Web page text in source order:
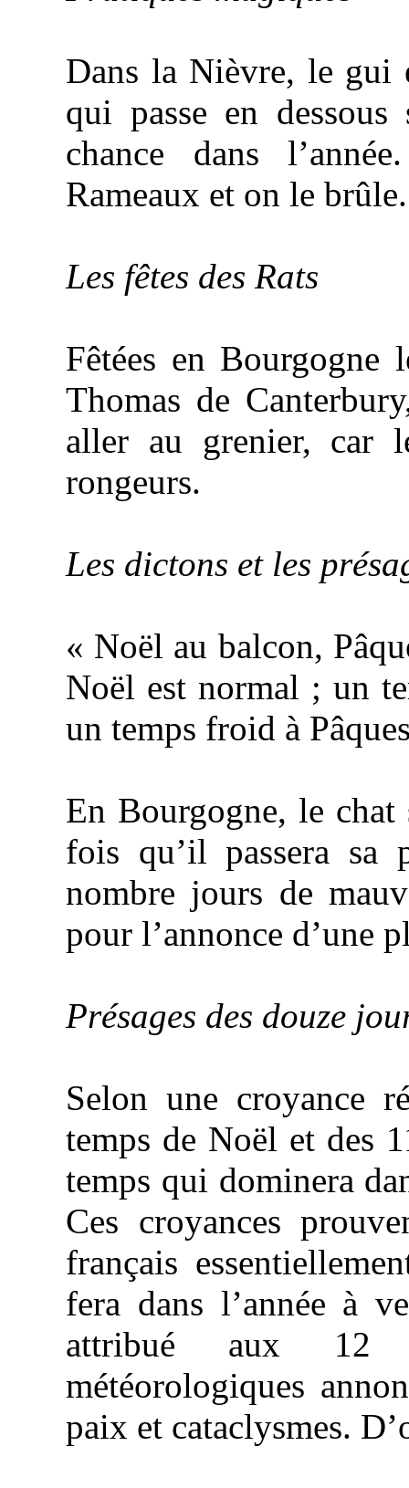
Dans la Nièvre, le gui
qui passe en
chance dans
Rameaux et on le brûle.
Les fêtes des Rats
Fêtées en
Thomas de
aller au grenier, car
rongeurs.
Les dictons et les
« Noël au balcon,
Noël est normal ; un
un temps froid à
En Bourgogne, le
fois qu’il passera sa
nombre jours de
pour l’annonce d’une
Présages des douze
Selon une croyance
temps de Noël et des
temps qui dominera
Ces croyances
français
fera dans l’année à
attribué aux 12
météorologiques
paix et cataclysmes.